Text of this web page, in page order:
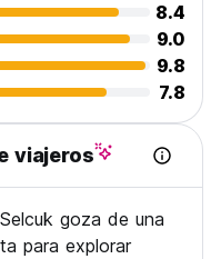
8.4
9.0
9.8
7.8
viajeros
goza de una
para explorar